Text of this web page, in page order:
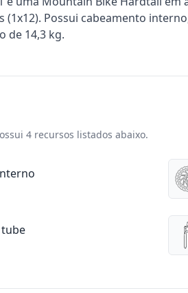
(1x12). Possui cabeamento
de 14,3 kg.
4 recursos listados abaixo.